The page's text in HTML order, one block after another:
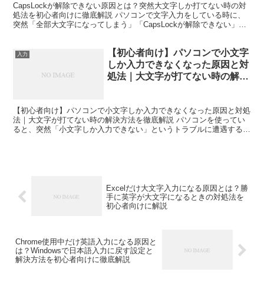
CapsLockが解除できない原因とは？突然大文字しか打てない時の対
処法を初心者向けに徹底解説 パソコンで文字入力をしている時に、
突然「全部大文字になってしまう」「CapsLockが解除できない」
入力
【初心者向け】パソコンで小文字
しか入力できなくなった原因と対
処法｜大文字が打てない時の解決
【初心者向け】パソコンで小文字しか入力できなくなった原因と対処
法｜大文字が打てない時の解決方法を徹底解説 パソコンを使ってい
ると、突然「小文字しか入力できない」というトラブルに遭遇するこ
Excelだけ大文字入力になる原因とは？勝
手に英字が大文字になるときの対処法を
初心者向けに解説
Chrome使用中だけ英語入力になる原因と
は？Windowsで日本語入力に戻す設定と
解決方法を初心者向けに徹底解説